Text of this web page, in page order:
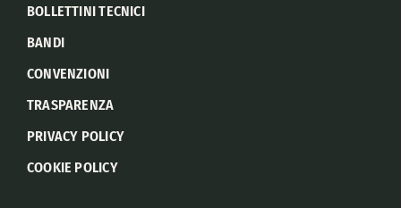
BOLLETTINI TECNICI
BANDI
CONVENZIONI
TRASPARENZA
PRIVACY POLICY
COOKIE POLICY